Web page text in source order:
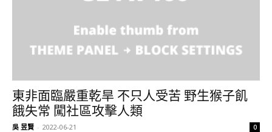
東非面臨嚴重乾旱 不只人受苦 野生猴子飢
餓失常 闖社區攻擊人類
吳 昱賢 - 2022-06-21 0